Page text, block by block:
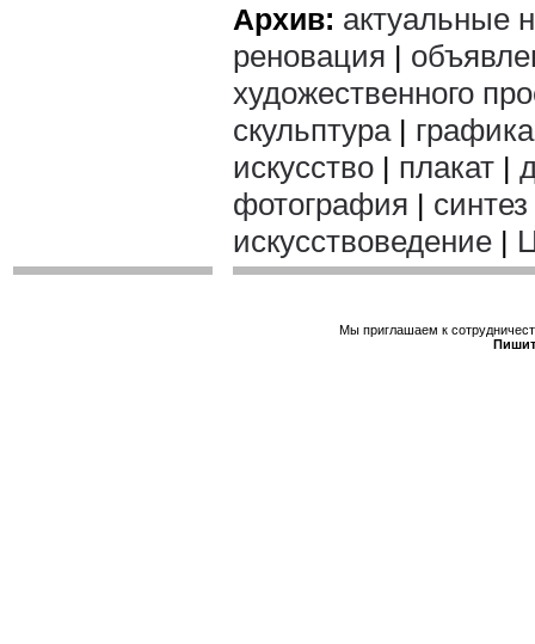
Архив: актуальные
реновация |
художественного
скульптура| графика
искусство | плакат |
фотография |
искусствоведение |
Мы приглашаем к